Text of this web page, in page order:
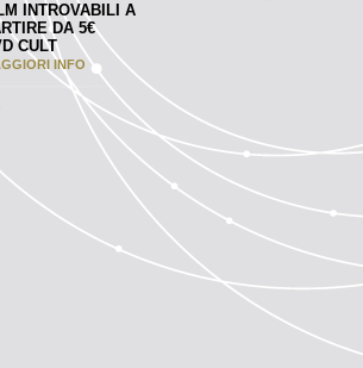
INTROVABILI A
DA 5€
CULT
INFO